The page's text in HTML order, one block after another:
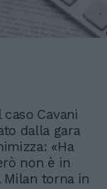
Cavani
dalla gara
«Ha
non è in
Milan torna in